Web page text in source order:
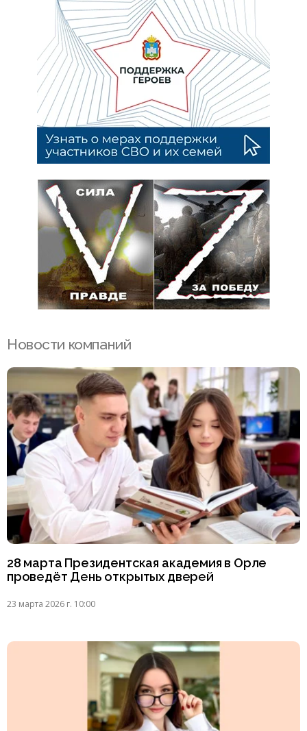
Новости компаний
28 марта Президентская академия в Орле
проведёт День открытых дверей
23 марта 2026 г. 10:00